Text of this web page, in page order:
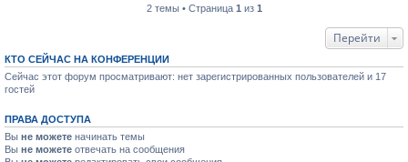
2 темы • Страница 1 из 1
Перейти
КТО СЕЙЧАС НА КОНФЕРЕНЦИИ
Сейчас этот форум просматривают: нет зарегистрированных пользователей и 17
гостей
ПРАВА ДОСТУПА
Вы не можете начинать темы
Вы не можете отвечать на сообщения